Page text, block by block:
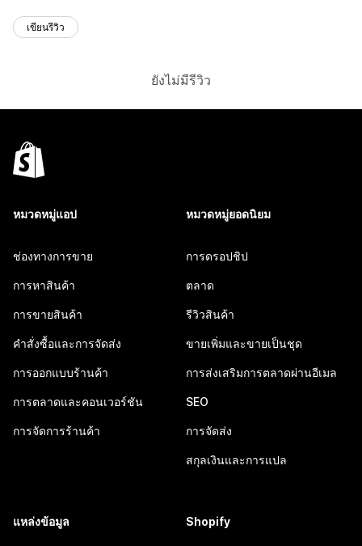
เขียนรีวิว
ยังไม่มีรีวิว
หมวดหมู่แอป
ช่องทางการขาย
การหาสินค้า
การขายสินค้า
คำสั่งซื้อและการจัดส่ง
การออกแบบร้านค้า
การตลาดและคอนเวอร์ชัน
การจัดการร้านค้า
หมวดหมู่ยอดนิยม
การดรอปชิป
ตลาด
รีวิวสินค้า
ขายเพิ่มและขายเป็นชุด
การส่งเสริมการตลาดผ่านอีเมล
SEO
การจัดส่ง
สกุลเงินและการแปล
แหล่งข้อมูล Shopify